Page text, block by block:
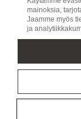
mainoksia,
Jaamme myös
ja